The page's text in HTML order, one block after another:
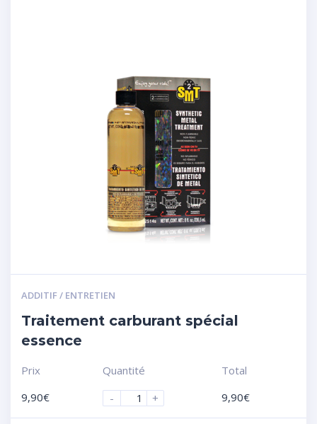
ADDITIF / ENTRETIEN
Traitement carburant spécial
essence
Prix
9,90€
Quantité
-
+
Total
9,90€